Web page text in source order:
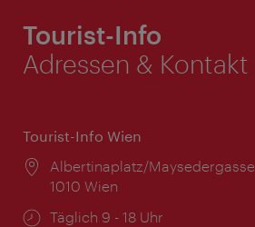
Tourist-Info
Adressen & Kontakt
Tourist-Info Wien
Ort:
Albertinaplatz/Maysedergasse
1010 Wien
Öffnungszeiten:
Täglich 9 - 18 Uhr